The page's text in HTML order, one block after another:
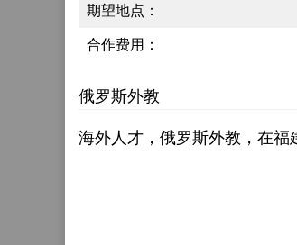
期望地点：
合作费用：
俄罗斯外教
海外人才，俄罗斯外教，在